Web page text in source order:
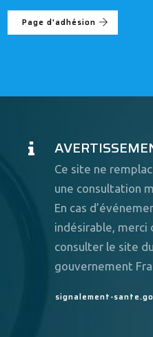
Page d'adhésion
Ce site ne
une consultation
En cas
indésirable, merci
consulter le site du
gouvernement
signalement-